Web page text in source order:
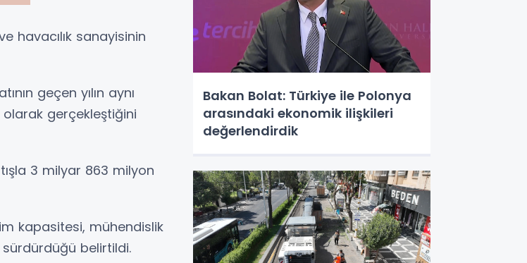
havacılık sanayisinin
geçen yılın aynı
gerçekleştiğini
3 milyar 863 milyon
kapasitesi, mühendislik
belirtildi.
Bakan Bolat: Türkiye ile Polonya
arasındaki ekonomik ilişkileri
değerlendirdik